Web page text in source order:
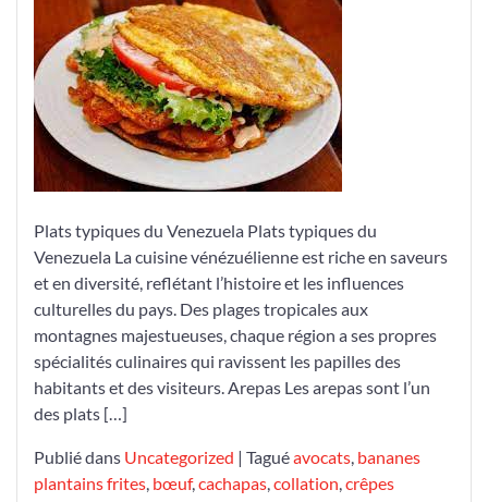
délicieux
plats
typiques
du
Venezuela
Plats typiques du Venezuela Plats typiques du
Venezuela La cuisine vénézuélienne est riche en saveurs
et en diversité, reflétant l’histoire et les influences
culturelles du pays. Des plages tropicales aux
montagnes majestueuses, chaque région a ses propres
spécialités culinaires qui ravissent les papilles des
habitants et des visiteurs. Arepas Les arepas sont l’un
des plats […]
Publié dans Uncategorized | Taguéavocats, bananes
plantains frites, bœuf,cachapas,collation,crêpes